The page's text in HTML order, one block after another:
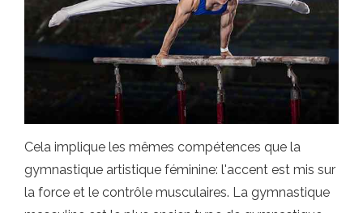
Cela implique les mêmes compétences que la
gymnastique artistique féminine: l'accent est mis sur
la force et le contrôle musculaires. La gymnastique